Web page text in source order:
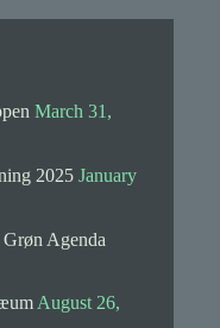
March 31,
2025 January
Agenda
August 26,